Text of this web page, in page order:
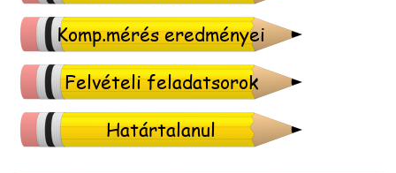
Komp.mérés eredményei
Felvételi feladatsorok
Határtalanul